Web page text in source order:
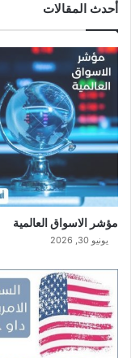
أحدث المقالات
مؤشر الاسواق العالمية
يونيو 30, 2026